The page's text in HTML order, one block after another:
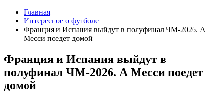
Главная
Интересное о футболе
Франция и Испания выйдут в полуфинал ЧМ-2026. А
Месси поедет домой
Франция и Испания выйдут в
полуфинал ЧМ-2026. А Месси поедет
домой